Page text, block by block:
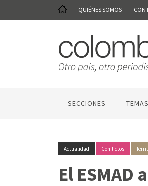
QUIÉNES SOMOS
SECCIONES TEMAS
Actualidad Conflictos
El